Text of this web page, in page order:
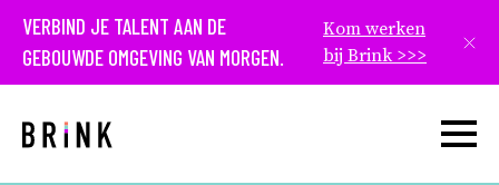
VERBIND JE TALENT AAN DE
GEBOUWDE OMGEVING VAN MORGEN.
Kom werken
bij Brink >>>
Open